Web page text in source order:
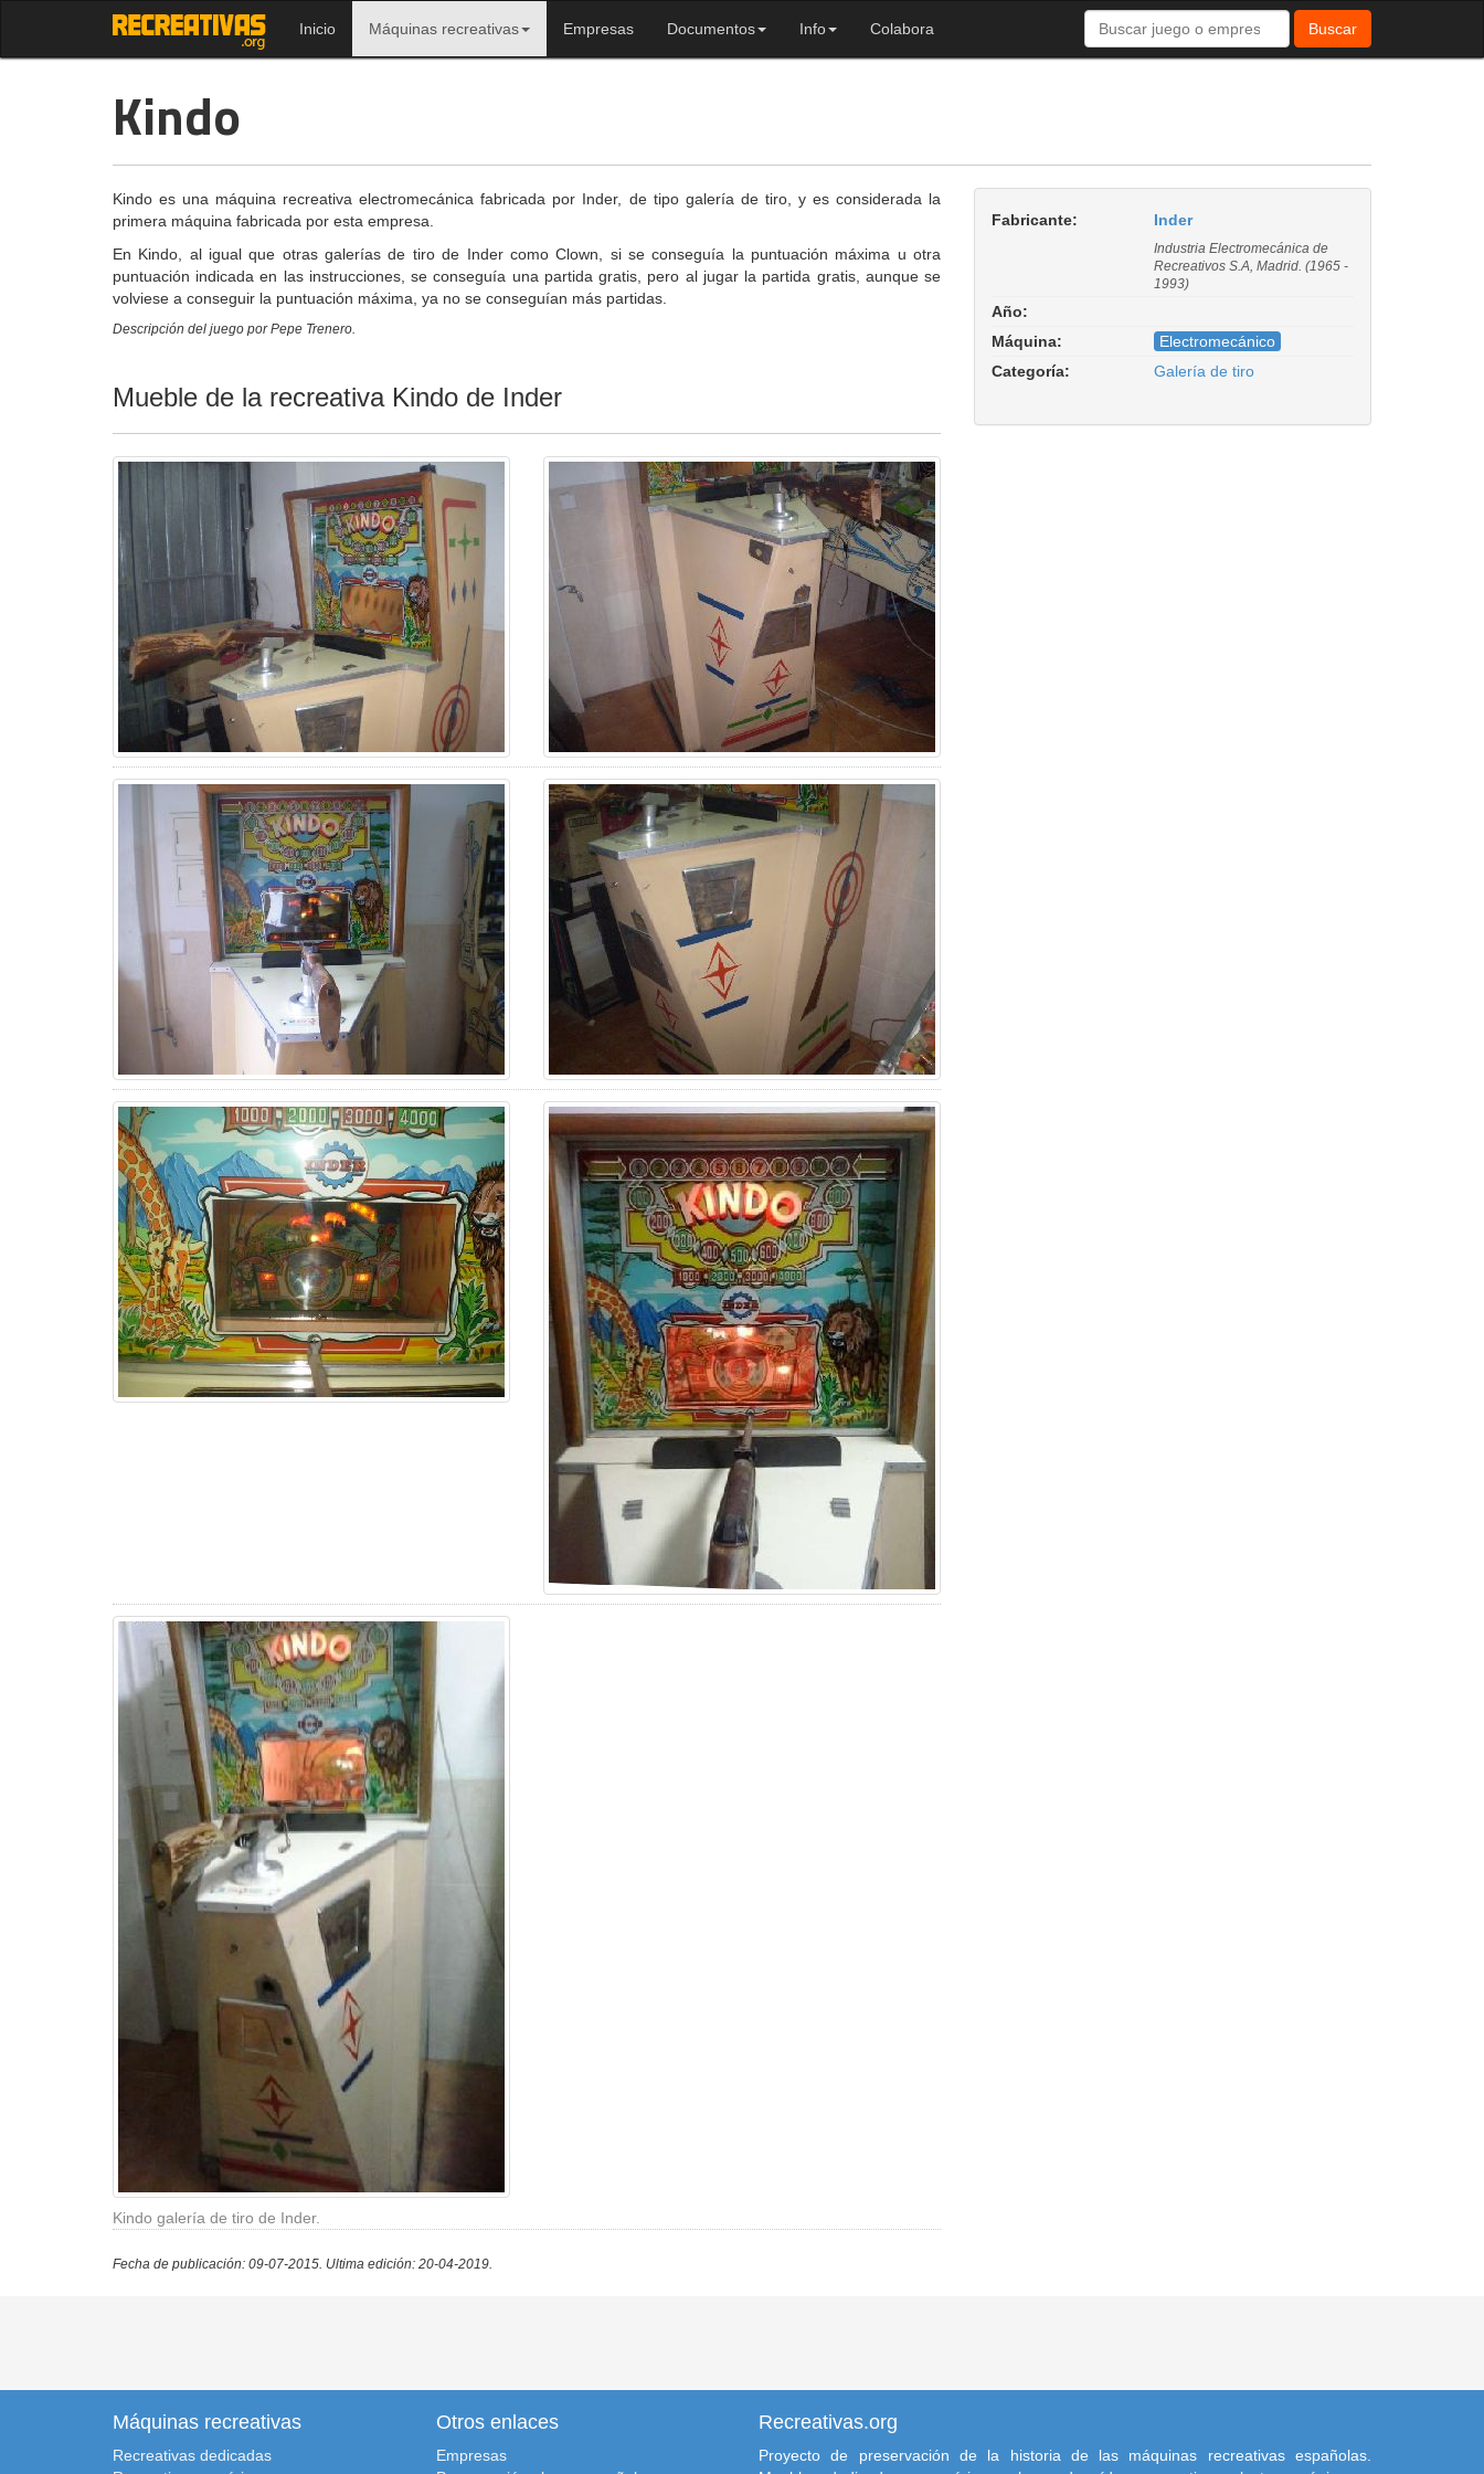
Inicio Máquinas recreativas Empresas Documentos Info Colabora Buscar
Kindo
Kindo es una máquina recreativa electromecánica fabricada por Inder, de tipo galería de tiro, y es considerada la
primera máquina fabricada por esta empresa.
En Kindo, al igual que otras galerías de tiro de Inder como Clown, si se conseguía la puntuación máxima u otra
puntuación indicada en las instrucciones, se conseguía una partida gratis, pero al jugar la partida gratis, aunque se
volviese a conseguir la puntuación máxima, ya no se conseguían más partidas.
Descripción del juego por Pepe Trenero.
Mueble de la recreativa Kindo de Inder
Kindo galería de tiro de Inder.
Fabricante: Inder
Industria Electromecánica de
Recreativos S.A, Madrid. (1965 -
1993)
Año:
Máquina:
Electromecánico
Categoría:
Galería de tiro
Fecha de publicación: 09-07-2015. Ultima edición: 20-04-2019.
Máquinas recreativas
Recreativas dedicadas
Otros enlaces
Empresas
Recreativas.org
Proyecto de preservación de la historia de las máquinas recreativas españolas.